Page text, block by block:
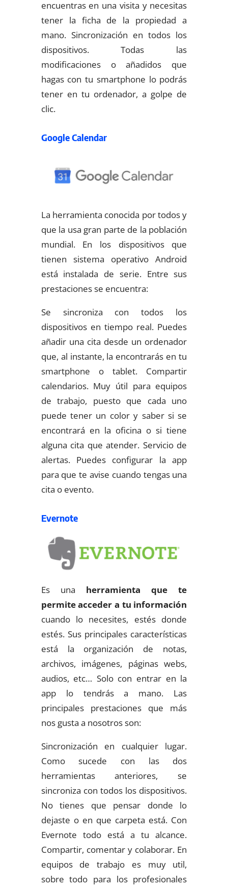
encuentras en una visita y necesitas
tener la ficha de la propiedad a
mano. Sincronización en todos los
dispositivos. Todas las
modificaciones o añadidos que
hagas con tu smartphone lo podrás
tener en tu ordenador, a golpe de
clic.
Google Calendar
La herramienta conocida por todos y
que la usa gran parte de la población
mundial. En los dispositivos que
tienen sistema operativo Android
está instalada de serie. Entre sus
prestaciones se encuentra:
Se sincroniza con todos los
dispositivos en tiempo real. Puedes
añadir una cita desde un ordenador
que, al instante, la encontrarás en tu
smartphone o tablet. Compartir
calendarios. Muy útil para equipos
de trabajo, puesto que cada uno
puede tener un color y saber si se
encontrará en la oficina o si tiene
alguna cita que atender. Servicio de
alertas. Puedes configurar la app
para que te avise cuando tengas una
cita o evento.
Evernote
Es una herramienta que te
permite acceder a tu información
cuando lo necesites, estés donde
estés. Sus principales características
está la organización de notas,
archivos, imágenes, páginas webs,
audios, etc… Solo con entrar en la
app lo tendrás a mano. Las
principales prestaciones que más
nos gusta a nosotros son:
Sincronización en cualquier lugar.
Como sucede con las dos
herramientas anteriores, se
sincroniza con todos los dispositivos.
No tienes que pensar donde lo
dejaste o en que carpeta está. Con
Evernote todo está a tu alcance.
Compartir, comentar y colaborar. En
equipos de trabajo es muy util,
sobre todo para los profesionales